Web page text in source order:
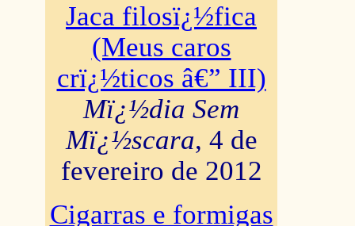
Jaca filosï¿½fica
(Meus caros
crï¿½ticos â€” III)
Mï¿½dia Sem
Mï¿½scara, 4 de
fevereiro de 2012
Cigarras e formigas